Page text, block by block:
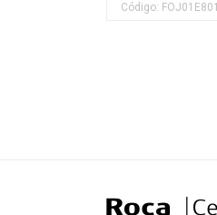
Código: FOJ01E801